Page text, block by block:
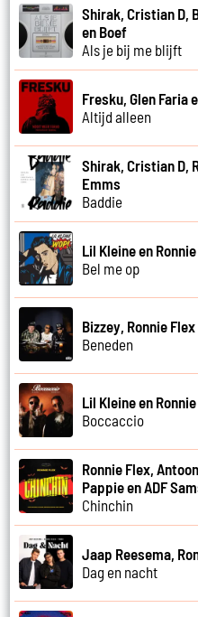
Shirak, Cristian D,
en Boef
Als je bij me blijft
Fresku, Glen Faria
Altijd alleen
Shirak, Cristian D,
Emms
Baddie
Lil Kleine en
Bel me op
Bizzey, Ronnie
Beneden
Lil Kleine en
Boccaccio
Ronnie Flex,
Pappie en ADF
Chinchin
Jaap Reesema,
Dag en nacht